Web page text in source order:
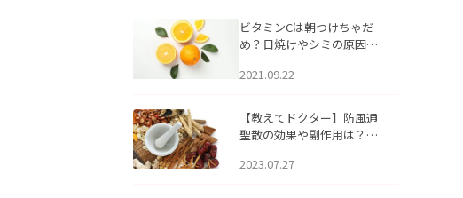
ビタミンCは朝つけちゃだ
め？日焼けやシミの原因に
2021.09.22
【教えてドクター】防風通
聖散の効果や副作用は？長
2023.07.27